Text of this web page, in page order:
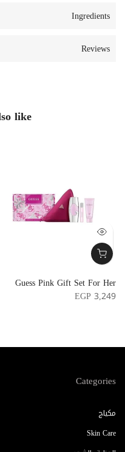
Ingredients
Reviews
like
Guess Pink Gift Set For Her
EGP 3,249
Categories
مكياج
Skin Care